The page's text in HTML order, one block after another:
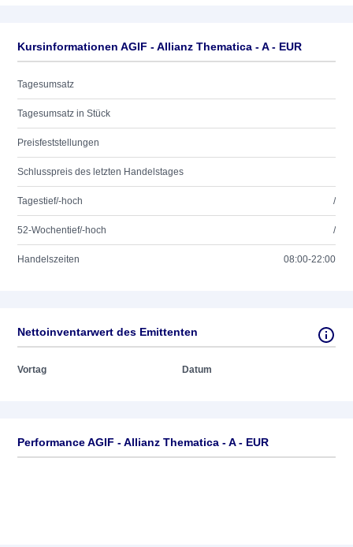
Kursinformationen AGIF - Allianz Thematica - A - EUR
Tagesumsatz
Tagesumsatz in Stück
Preisfeststellungen
Schlusspreis des letzten Handelstages
Tagestief/-hoch /
52-Wochentief/-hoch /
Handelszeiten 08:00-22:00
Nettoinventarwert des Emittenten
Vortag Datum
Performance AGIF - Allianz Thematica - A - EUR